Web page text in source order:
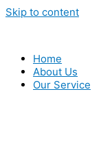
Skip to content
Home
About Us
Our Service